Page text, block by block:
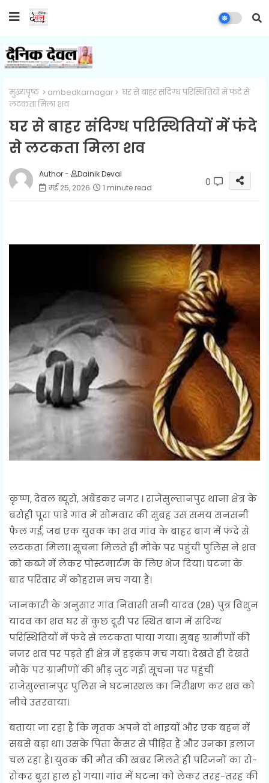
मुख्यपृष्ठ ambedkarnagar
घर से बाहर संदिग्ध परिस्थितियों में फंदे से
लटकता मिला शव
घर से बाहर संदिग्ध परिस्थितियों में फंदे
से लटकता मिला शव
Author -
Dainik Deval
मई 25, 2026
1 minute read 0
कृष्ण, देवल ब्यूरो, अंबेडकर नगर । राजेसुल्तानपुर थाना क्षेत्र के
बरोही पूरा पांडे गांव में सोमवार की सुबह उस समय सनसनी
फैल गई, जब एक युवक का शव गांव के बाहर बाग में फंदे से
लटकता मिला। सूचना मिलते ही मौके पर पहुंची पुलिस ने शव
को कब्जे में लेकर पोस्टमार्टम के लिए भेज दिया। घटना के
बाद परिवार में कोहराम मच गया है।
जानकारी के अनुसार गांव निवासी सनी यादव (28) पुत्र विशुन
यादव का शव घर से कुछ दूरी पर स्थित बाग में संदिग्ध
परिस्थितियों में फंदे से लटकता पाया गया। सुबह ग्रामीणों की
नजर शव पर पड़ते ही क्षेत्र में हड़कंप मच गया। देखते ही देखते
मौके पर ग्रामीणों की भीड़ जुट गई। सूचना पर पहुंची
राजेसुल्तानपुर पुलिस ने घटनास्थल का निरीक्षण कर शव को
नीचे उतरवाया।
बताया जा रहा है कि मृतक अपने दो भाइयों और एक बहन में
सबसे बड़ा था। उसके पिता कैंसर से पीड़ित हैं और उनका इलाज
चल रहा है। युवक की मौत की खबर मिलते ही परिजनों का रो-
रोकर बुरा हाल हो गया। गांव में घटना को लेकर तरह-तरह की